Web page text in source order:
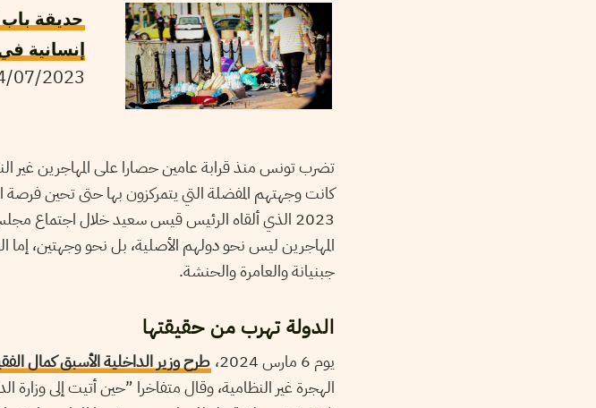
حديقة
إنسانية
07/2023
تضرب تونس منذ قرابة عامين حصارا على المهاجرين غير
كانت وجهتهم المفضلة التي يتمركزون بها حتى تحين
2023 الذي ألقاه الرئيس قيس سعيد خلال اجتماع
المهاجرين ليس نحو دولهم الأصلية، بل نحو وجهتين، إما
جبنيانة والعامرة والحنشة.
الدولة تهرب من حقيقتها
يوم 6 مارس 2024، طرح وزير الداخلية الأسبق كمال
الهجرة غير النظامية، وقال متفاخرا ”حين أتيت إلى